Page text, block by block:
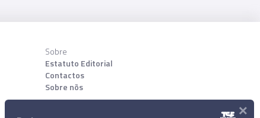
Sobre
Estatuto Editorial
Contactos
Sobre nõs
×